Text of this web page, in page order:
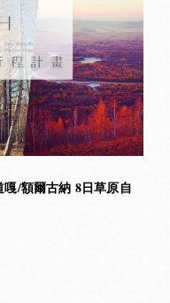
/額爾古納 8日草原自